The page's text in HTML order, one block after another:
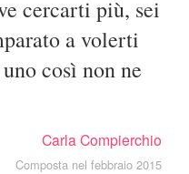
cercarti più, sei
a volerti
così non ne
Carla Compierchio
Composta nel febbraio 2015